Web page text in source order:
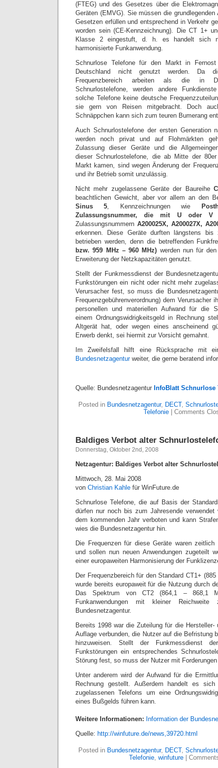
(FTEG) und des Gesetzes über die
Geräten (EMVG). Sie müssen die grundlegenden
Gesetzen erfüllen und entsprechend in Verkehr
worden sein (CE-Kennzeichnung). Die CT 1+
Klasse 2 eingestuft, d. h. es handelt sich
harmonisierte Funkanwendung.
Schnurlose Telefone für den Markt in
Deutschland nicht genutzt werden. Da
Frequenzbereich arbeiten als die in
Schnurlostelefone, werden andere
solche Telefone keine deutsche
sie gern von Reisen mitgebracht. Doch
Schnäppchen kann sich zum teuren Bumerang
Auch Schnurlostelefone der ersten Generation
werden noch privat und auf Flohmärkten
Zulassung dieser Geräte und die
dieser Schnurlostelefone, die ab Mitte der
Markt kamen, sind wegen Änderung der
und ihr Betrieb somit unzulässig.
Nicht mehr zugelassene Geräte der Baureihe
beachtlichen Gewicht, aber vor allem an den
Sinus 5, Kennzeichnungen wie
Zulassungsnummer, die mit U oder V
Zulassungsnummern A200025X, A200027X,
erkennen. Diese Geräte durften längstens
betrieben werden, denn die betreffenden
bzw. 959 MHz – 960 MHz) werden nun für
Erweiterung der Netzkapazitäten genutzt.
Stellt der Funkmessdienst der
Funkstörungen ein nicht oder nicht mehr
Verursacher fest, so muss die
Frequenzgebührenverordnung) dem Verursacher
personellen und materiellen Aufwand für die
einem Ordnungswidrigkeitsgeld in Rechnung
Altgerät hat, oder wegen eines anscheinend
Erwerb denkt, sei hiermit zur Vorsicht gemahnt.
Im Zweifelsfall hilft eine Rücksprache mit
Bundesnetzagenturweiter, die gerne beratend
Quelle: Bundesnetzagentur InfoBlatt Schnurlose
Posted in Bundesnetzagentur, DECT,
Telefonie
Comments
Baldiges Verbot alter
Donnerstag, Oktober 2nd, 2008
Netzagentur: Baldiges Verbot alter
Mittwoch, 28. Mai 2008
von Christian Kahle für WinFuture.de
Schnurlose Telefone, die auf Basis der
dürfen nur noch bis zum Jahresende
dem kommenden Jahr verboten und kann
wies die Bundesnetzagentur hin.
Die Frequenzen für diese Geräte waren zeitlich
und sollen nun neuen Anwendungen zugeteilt
einer europaweiten Harmonisierung der
Der Frequenzbereich für den Standard CT1+
wurde bereits europaweit für die Nutzung durch
Das Spektrum von CT2 (864,1 – 868,1
Funkanwendungen mit kleiner
Bundesnetzagentur.
Bereits 1998 war die Zuteilung für die Hersteller-
Auflage verbunden, die Nutzer auf die Befristung
hinzuweisen. Stellt der Funkmessdienst
Funkstörungen ein entsprechendes
Störung fest, so muss der Nutzer mit
Unter anderem wird der Aufwand für die
Rechnung gestellt. Außerdem handelt es
zugelassenen Telefons um eine
eines Bußgelds führen kann.
Weitere Informationen: Information der
Quelle: http://winfuture.de/news,39720.html
Posted in Bundesnetzagentur, DECT,
Telefonie, winfuture